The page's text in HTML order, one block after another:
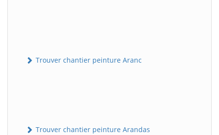
Trouver chantier peinture Aranc
Trouver chantier peinture Arandas